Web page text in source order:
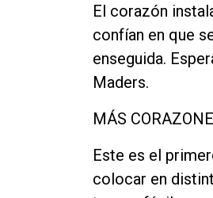
El corazón
confían en que
enseguida.
Maders.
MÁS
Este es el
colocar en